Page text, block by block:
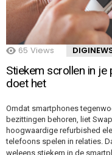
65 Views
Stiekem scrollen in
doet het
Omdat smartphones
bezittingen behoren, liet
hoogwaardige refurbished
telefoons spelen in relaties.
weleens stiekem in de